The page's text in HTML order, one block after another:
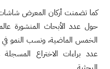
كما تضمنت أركان المعرض
حول عدد الأبحاث المنشورة
الخمس الماضية، ونسب النمو في
عدد براءات الاختراع